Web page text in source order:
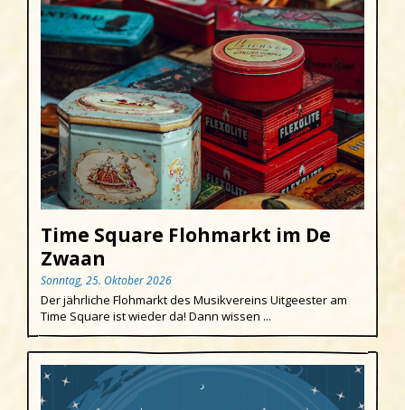
Time Square Flohmarkt im De
Zwaan
Sonntag, 25. Oktober 2026
Der jährliche Flohmarkt des Musikvereins Uitgeester am
Time Square ist wieder da! Dann wissen ...